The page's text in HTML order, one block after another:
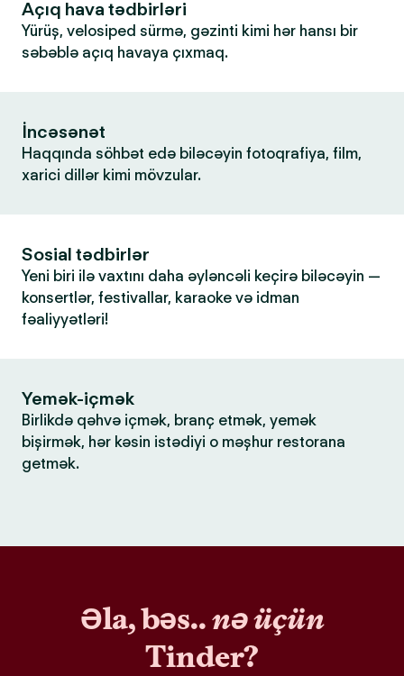
Açıq hava tədbirləri
Yürüş, velosiped sürmə, gəzinti kimi hər hansı bir
səbəblə açıq havaya çıxmaq.
İncəsənət
Haqqında söhbət edə biləcəyin fotoqrafiya, film,
xarici dillər kimi mövzular.
Sosial tədbirlər
Yeni biri ilə vaxtını daha əyləncəli keçirə biləcəyin —
konsertlər, festivallar, karaoke və idman
fəaliyyətləri!
Yemək-içmək
Birlikdə qəhvə içmək, branç etmək, yemək
bişirmək, hər kəsin istədiyi o məşhur restorana
getmək.
Əla, bəs..nə üçün
Tinder?